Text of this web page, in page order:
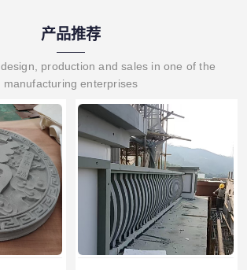
产品推荐
production and sales in one of the
manufacturing enterprises